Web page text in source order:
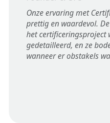
Onze ervaring met
prettig en waardevol.
het certificeringsproject
gedetailleerd, en ze
wanneer er obstakels